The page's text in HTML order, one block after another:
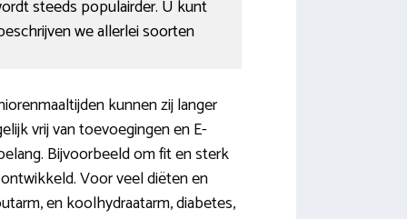
steeds populairder. U kunt
we allerlei soorten
kunnen zij langer
vrij van toevoegingen en E-
Bijvoorbeeld om fit en sterk
Voor veel diëten en
en koolhydraatarm, diabetes,